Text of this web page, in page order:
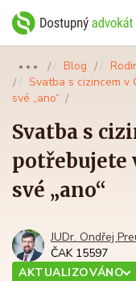
●●● Blog
Svatba s cizincem v
své „ano“
Svatba s
potřebujete
své „ano“
JUDr. Ondřej
ČAK 15597
AKTUALIZOVÁNO